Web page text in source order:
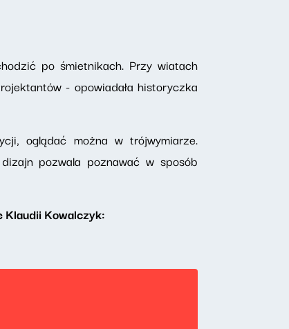
po śmietnikach. Przy wiatach
- opowiadała historyczka
oglądać można w trójwymiarze.
pozwala poznawać w sposób
Klaudii Kowalczyk: